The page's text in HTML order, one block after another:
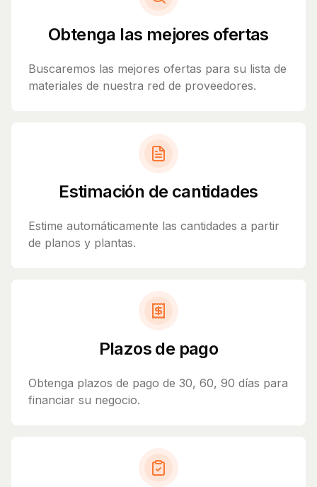
Obtenga las mejores ofertas
Buscaremos las mejores ofertas para su lista de
materiales de nuestra red de proveedores.
Estimación de cantidades
Estime automáticamente las cantidades a partir
de planos y plantas.
Plazos de pago
Obtenga plazos de pago de 30, 60, 90 días para
financiar su negocio.